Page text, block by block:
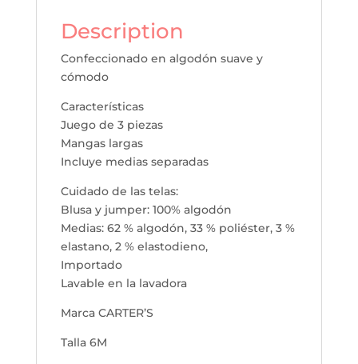
Description
Confeccionado en algodón suave y
cómodo
Características
Juego de 3 piezas
Mangas largas
Incluye medias separadas
Cuidado de las telas:
Blusa y jumper: 100% algodón
Medias: 62 % algodón, 33 % poliéster, 3 %
elastano, 2 % elastodieno,
Importado
Lavable en la lavadora
Marca CARTER’S
Talla 6M